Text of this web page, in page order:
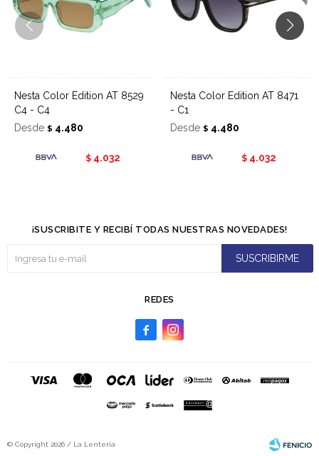
Nesta Color Edition AT 8529
C4 - C4
Desde $ 4.480
$ 4.032
Nesta Color Edition AT 8471
- C1
Desde $ 4.480
$ 4.032
REDES
 
¡SUSCRIBITE Y RECIBÍ TODAS NUESTRAS NOVEDADES!
SUSCRIBIRME
© Copyright 2026 / La Lenteria